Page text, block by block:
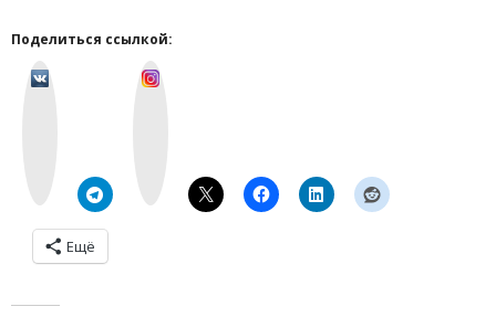
Поделиться ссылкой:
Ещё